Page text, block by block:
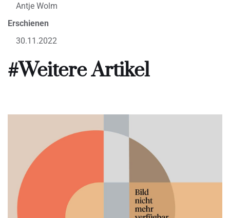
Antje Wolm
Erschienen
30.11.2022
#Weitere Artikel